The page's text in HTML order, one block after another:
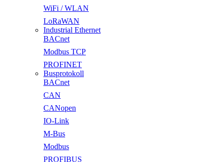
WiFi / WLAN
LoRaWAN
Industrial Ethernet
BACnet
Modbus TCP
PROFINET
Busprotokoll
BACnet
CAN
CANopen
IO-Link
M-Bus
Modbus
PROFIBUS